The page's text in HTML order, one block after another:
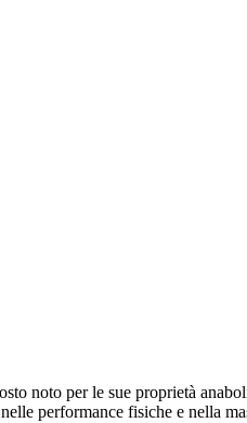
noto per le sue proprietà
performance fisiche e nella